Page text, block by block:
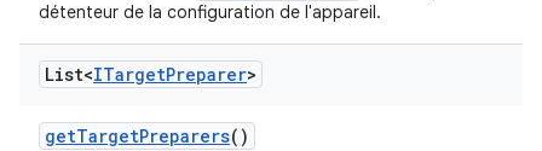
détenteur de la configuration de l'appareil.
List<ITargetPreparer>
getTargetPreparers()